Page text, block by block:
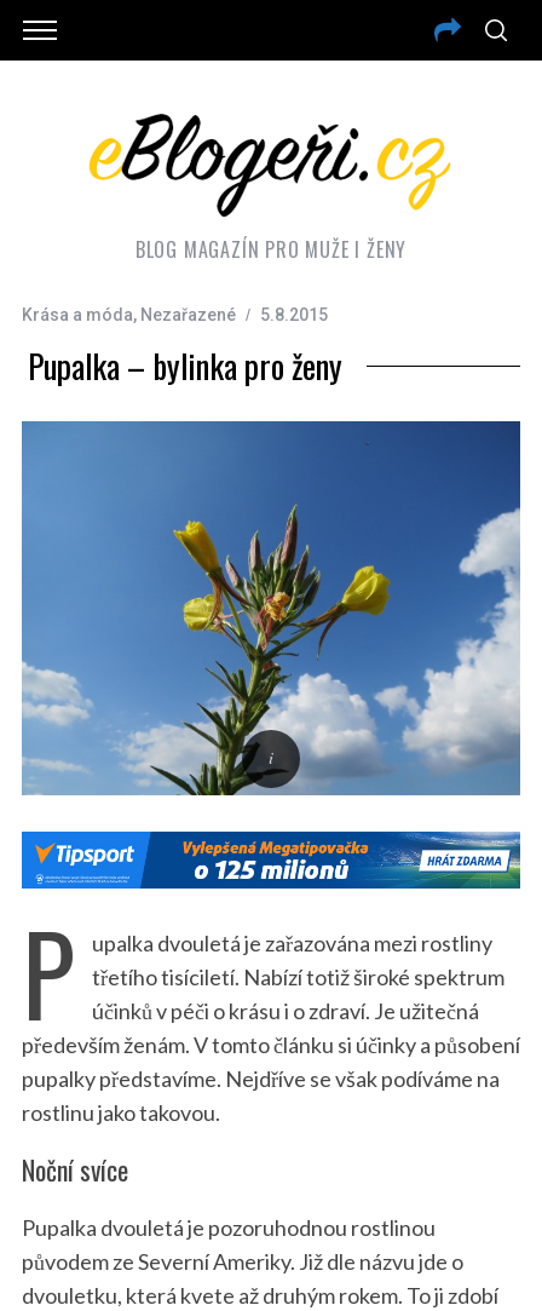
BLOG MAGAZÍN PRO MUŽE I ŽENY
Krása a móda, Nezařazené 5.8.2015
Pupalka – bylinka pro ženy
P
upalka dvouletá je zařazována mezi rostliny
třetího tisíciletí. Nabízí totiž široké spektrum
účinků v péči o krásu i o zdraví. Je užitečná
především ženám. V tomto článku si účinky a působení
pupalky představíme. Nejdříve se však podíváme na
rostlinu jako takovou.
Noční svíce
Pupalka dvouletá je pozoruhodnou rostlinou
původem ze Severní Ameriky. Již dle názvu jde o
dvouletku, která kvete až druhým rokem. To ji zdobí